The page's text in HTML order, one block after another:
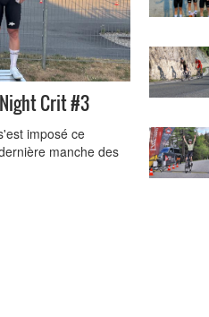
Crit #3
imposé ce
manche des